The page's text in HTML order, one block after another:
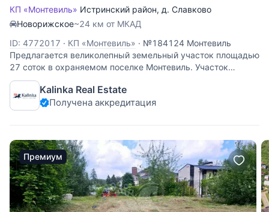
КП «Монтевиль» Истринский район, д. Славково
Новорижское~24 км от МКАД
ID: 4772017 · КП «Монтевиль» · №184124 Монтевиль
Предлагается великолепный земельный участок площадью
27 соток в охраняемом поселке Монтевиль. Участок
расположен в удаленной части поселка. Соседи уже
построены. Тихое, уютное месторасположение с
собственным выходом к реке и
Kalinka Real Estate
Получена аккредитация
Премиум